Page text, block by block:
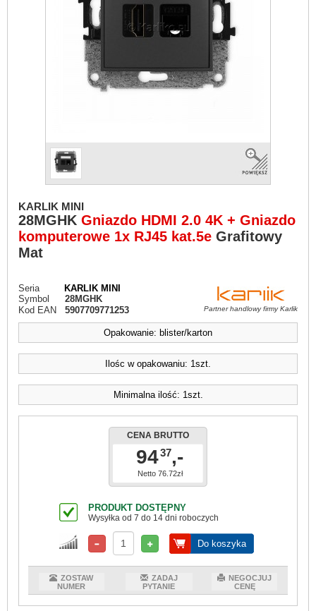
KARLIK MINI
28MGHK Gniazdo HDMI 2.0 4K + Gniazdo
komputerowe 1x RJ45 kat.5e Grafitowy
Mat
Seria
KARLIK MINI
Symbol
28MGHK
Kod EAN
5907709771253 Partner handlowy firmy Karlik
Opakowanie: blister/karton
Ilośc w opakowaniu: 1szt.
Minimalna ilość: 1szt.
CENA BRUTTO
9437,-
Netto 76.72zł
PRODUKT DOSTĘPNY
Wysyłka od 7 do 14 dni roboczych
Do koszyka
ZOSTAW
NUMER
ZADAJ
PYTANIE
NEGOCJUJ
CENĘ